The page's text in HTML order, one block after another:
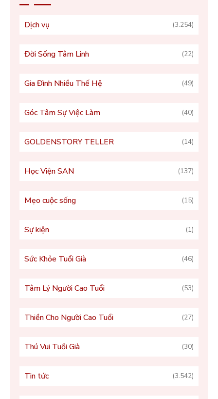
Dịch vụ (3.254)
Đời Sống Tâm Linh (22)
Gia Đình Nhiều Thế Hệ (49)
Góc Tâm Sự Việc Làm (40)
GOLDENSTORY TELLER (14)
Học Viện SAN (137)
Mẹo cuộc sống (15)
Sự kiện (1)
Sức Khỏe Tuổi Già (46)
Tâm Lý Người Cao Tuổi (53)
Thiền Cho Người Cao Tuổi (27)
Thú Vui Tuổi Già (30)
Tin tức (3.542)